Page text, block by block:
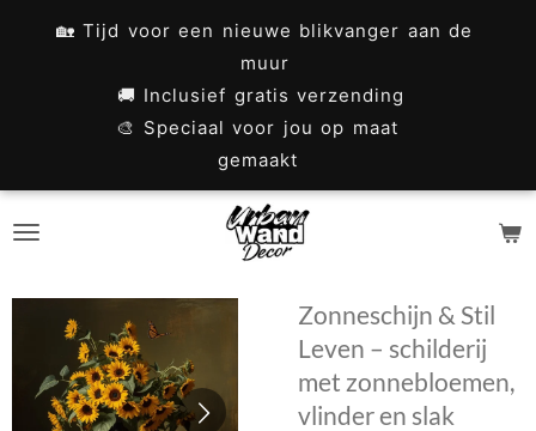
🏡 Tijd voor een nieuwe blikvanger aan de
muur
🚚 Inclusief gratis verzending
🎨 Speciaal voor jou op maat
gemaakt
Zonneschijn & Stil
Leven – schilderij
met zonnebloemen,
vlinder en slak